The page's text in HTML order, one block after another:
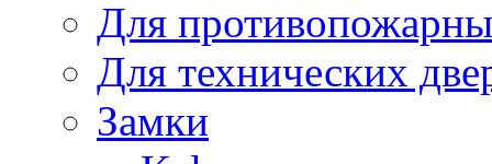
Для
Для технических
Замки